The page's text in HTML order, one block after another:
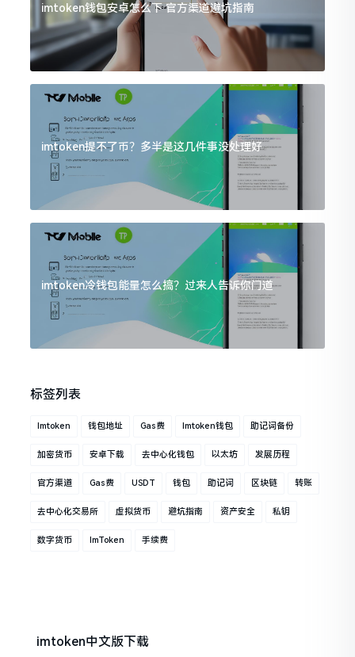
imtoken钱包安卓怎么下 官方渠道避坑指南
imtoken提不了币？多半是这几件事没处理好
imtoken冷钱包能量怎么搞？过来人告诉你门道
标签列表
Imtoken 钱包地址 Gas费 Imtoken钱包 助记词备份
加密货币 安卓下载 去中心化钱包 以太坊 发展历程
官方渠道 Gas费 USDT 钱包 助记词 区块链 转账
去中心化交易所 虚拟货币 避坑指南 资产安全 私钥
数字货币 ImToken 手续费
imtoken中文版下载